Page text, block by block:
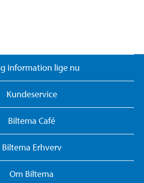
information lige nu
Kundeservice
Biltema Café
Biltema Erhverv
Om Biltema